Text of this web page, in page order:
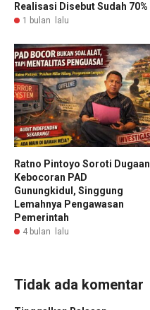
Realisasi Disebut Sudah 70%
1 bulan lalu
Ratno Pintoyo Soroti Dugaan
Kebocoran PAD
Gunungkidul, Singgung
Lemahnya Pengawasan
Pemerintah
4 bulan lalu
Tidak ada komentar